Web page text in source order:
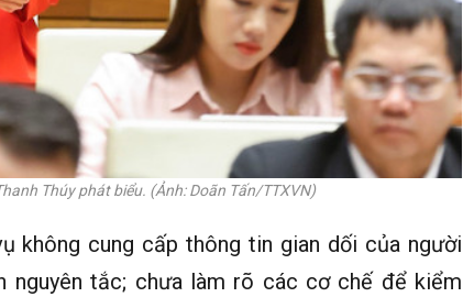
Thúy phát biểu. (Ảnh: Doãn Tấn/TTXVN)
không cung cấp thông tin gian dối của người
tắc; chưa làm rõ các cơ chế để kiểm